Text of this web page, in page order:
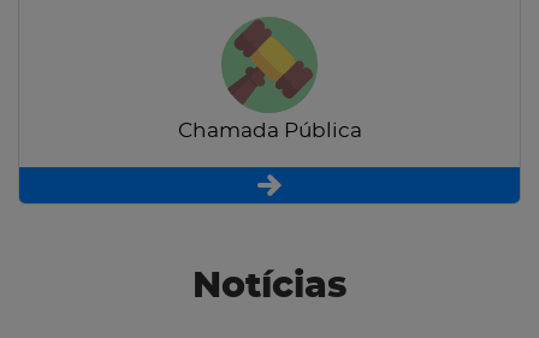
Chamada Pública
Notícias